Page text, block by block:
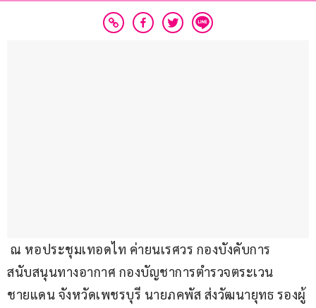
ณ หอประชุมเทอดไท ค่ายนเรศวร กองบังคับการ
สนับสนุนทางอากาศ กองบัญชาการตำรวจตระเวน
ชายแดน จังหวัดเพชรบุรี นายภคพัส ส่งวัฒนายุทธ รองผู้